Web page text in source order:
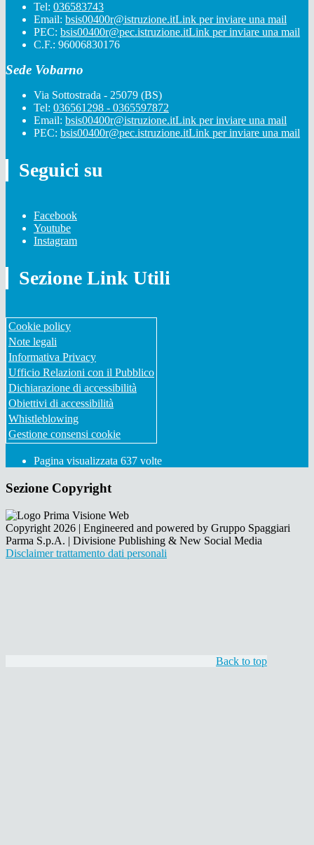
Tel: 036583743
Email: bsis00400r@istruzione.itLink per inviare una mail
PEC: bsis00400r@pec.istruzione.itLink per inviare una mail
C.F.: 96006830176
Sede Vobarno
Via Sottostrada - 25079 (BS)
Tel: 036561298 - 0365597872
Email: bsis00400r@istruzione.itLink per inviare una mail
PEC: bsis00400r@pec.istruzione.itLink per inviare una mail
Seguici su
Facebook
Youtube
Instagram
Sezione Link Utili
Cookie policy
Note legali
Informativa Privacy
Ufficio Relazioni con il Pubblico
Dichiarazione di accessibilità
Obiettivi di accessibilità
Whistleblowing
Gestione consensi cookie
Pagina visualizzata 637 volte
Sezione Copyright
Copyright 2026 | Engineered and powered by Gruppo Spaggiari
Parma S.p.A. | Divisione Publishing & New Social Media
Disclaimer trattamento dati personali
Back to top